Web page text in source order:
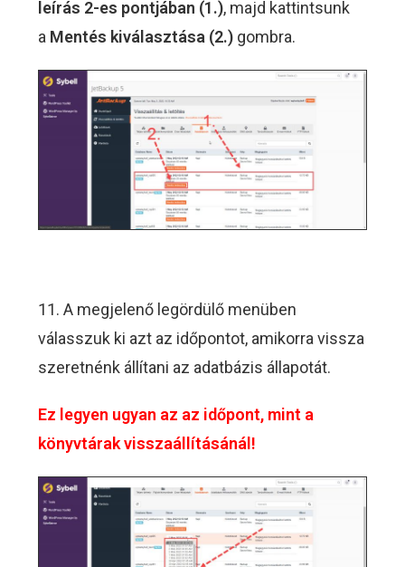
leírás 2-es pontjában (1.), majd kattintsunk
a Mentés kiválasztása (2.) gombra.
11. A megjelenő legördülő menüben
válasszuk ki azt az időpontot, amikorra vissza
szeretnénk állítani az adatbázis állapotát.
Ez legyen ugyan az az időpont, mint a
könyvtárak visszaállításánál!